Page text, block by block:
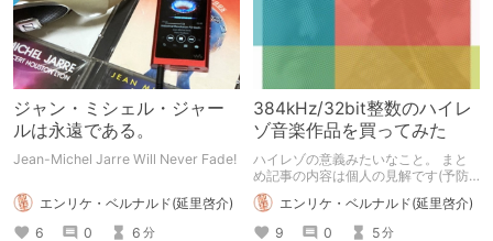
ジャン・ミシェル・ジャー
ルは永遠である。
Jean-Michel Jarre Will Never Fade!
エンリケ・ベルナルド(延里啓介)
6
0 6 分
384kHz/32bit整数のハイレ
ゾ音楽作品を買ってみた
ハイレゾの意義みたいなこと。 まと
め記事の内容は個人の見解です(予防
線)
エンリケ・ベルナルド(延里啓介)
9
0 5分